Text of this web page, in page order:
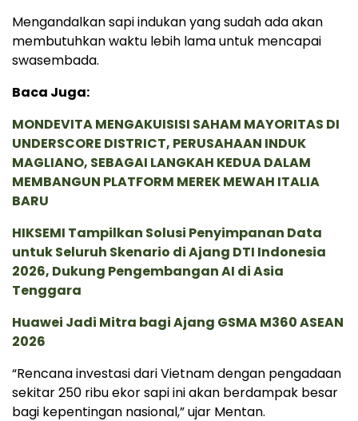
Mengandalkan sapi indukan yang sudah ada akan
membutuhkan waktu lebih lama untuk mencapai
swasembada.
Baca Juga:
MONDEVITA MENGAKUISISI SAHAM MAYORITAS DI
UNDERSCORE DISTRICT, PERUSAHAAN INDUK
MAGLIANO, SEBAGAI LANGKAH KEDUA DALAM
MEMBANGUN PLATFORM MEREK MEWAH ITALIA
BARU
HIKSEMI Tampilkan Solusi Penyimpanan Data
untuk Seluruh Skenario di Ajang DTI Indonesia
2026, Dukung Pengembangan AI di Asia
Tenggara
Huawei Jadi Mitra bagi Ajang GSMA M360 ASEAN
2026
“Rencana investasi dari Vietnam dengan pengadaan
sekitar 250 ribu ekor sapi ini akan berdampak besar
bagi kepentingan nasional,” ujar Mentan.